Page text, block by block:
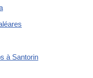
à Santorin